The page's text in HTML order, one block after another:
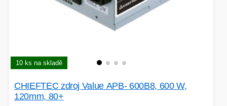
10 ks na skladě
CHIEFTEC zdroj Value APB- 600B8, 600 W,
120mm, 80+